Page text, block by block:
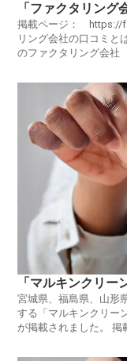
「ファクタリン
掲載ページ： https://
リング会社の口コミと
のファクタリング会社
「マルキンクリー
宮城県、福島県、山形
する「マルキンクリー
が掲載されました。